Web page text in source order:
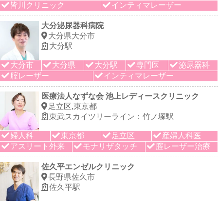
皆川クリニック
インティマレーザー
大分泌尿器科病院
大分県大分市
大分駅
大分市 大分県 大分駅 専門医
泌尿器科
腟レーザー
インティマレーザー
医療法人なずな会 池上レディースクリニック
足立区,東京都
東武スカイツリーライン：竹ノ塚駅
婦人科 東京都 足立区
産婦人科医
アスリート外来
モナリザタッチ 腟レーザー治療
佐久平エンゼルクリニック
長野県佐久市
佐久平駅